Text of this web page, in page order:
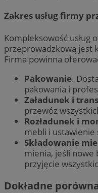
Zakres usług firmy
Kompleksowość usług
przeprowadzkową jest
Firma powinna
Pakowanie.
pakowania i
Załadunek i
przewóz
Rozładunek i
mebli i
Składowanie
mienia, jeśli nowe
przyjęcie
Dokładne